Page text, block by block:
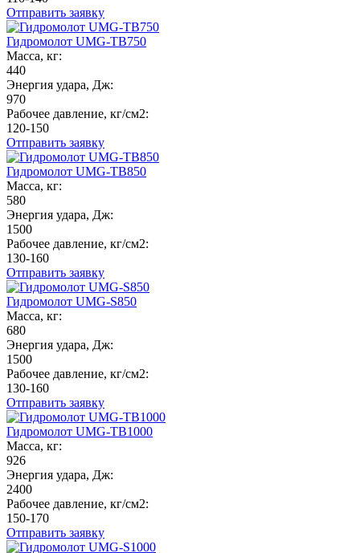
Отправить заявку
Гидромолот UMG-TB750
Масса, кг:
440
Энергия удара, Дж:
970
Рабочее давление, кг/см2:
120-150
Отправить заявку
Гидромолот UMG-TB850
Масса, кг:
580
Энергия удара, Дж:
1500
Рабочее давление, кг/см2:
130-160
Отправить заявку
Гидромолот UMG-S850
Масса, кг:
680
Энергия удара, Дж:
1500
Рабочее давление, кг/см2:
130-160
Отправить заявку
Гидромолот UMG-TB1000
Масса, кг:
926
Энергия удара, Дж:
2400
Рабочее давление, кг/см2:
150-170
Отправить заявку